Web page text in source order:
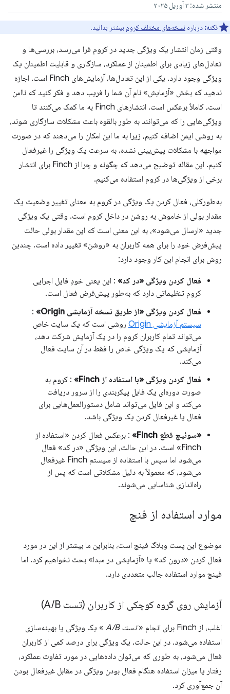
منتشر شده: ۳ آوریل ۲۰۲۵
نکته: درباره نسخه‌های مختلف کروم بیشتر بدانید.
وقتی زمان انتشار یک ویژگی جدید در کروم فرا می‌رسد، بررسی‌ها و
تعادل‌های زیادی برای اطمینان از عملکرد، سازگاری و قابلیت اطمینان یک
ویژگی وجود دارد. یکی از این تعادل‌ها، آزمایش‌های Finch است. اجازه
ندهید که بخش «آزمایش» نام آن شما را فریب دهد و فکر کنید که ناامن
است، کاملاً برعکس است. انتشارهای Finch به ما کمک می‌کنند تا
ویژگی‌هایی را که می‌توانند به طور بالقوه باعث مشکلات سازگاری شوند،
به روشی ایمن اضافه کنیم، زیرا به ما این امکان را می‌دهند که در صورت
مواجهه با مشکلات پیش‌بینی نشده، به سرعت یک ویژگی را غیرفعال
کنیم. این مقاله توضیح می‌دهد که چگونه و چرا از Finch برای انتشار
برخی از ویژگی‌ها در کروم استفاده می‌کنیم.
به‌طورکلی، فعال کردن یک ویژگی در کروم به معنای تغییر وضعیت یک
مقدار بولی از خاموش به روشن در داخل کروم است. وقتی یک ویژگی
جدید «ارسال می‌شود»، به این معنی است که این مقدار بولی حالت
پیش‌فرض خود را برای همه کاربران به «روشن» تغییر داده است. چندین
روش برای انجام این کار وجود دارد:
فعال کردن ویژگی «در کد» : این یعنی خودِ فایل اجرایی
کروم تنظیماتی دارد که به‌طور پیش‌فرض فعال است.
فعال کردن ویژگی «از طریق نسخه آزمایشی Origin»
:
سیستم آزمایشی Origin
روشی است که یک سایت خاص
می‌تواند تمام کاربران کروم را در یک آزمایش شرکت دهد،
آزمایشی که یک ویژگی خاص را فقط در آن سایت فعال
می‌کند.
فعال کردن ویژگی «با استفاده از Finch»
: کروم به
صورت دوره‌ای یک فایل پیکربندی را از سرور دریافت
می‌کند و این فایل می‌تواند شامل دستورالعمل‌هایی برای
فعال یا غیرفعال کردن یک ویژگی باشد.
«سوئیچ قطع Finch»
: برعکس فعال کردن «استفاده از
Finch» است. در این حالت، این ویژگی «در کد» فعال
می‌شود اما سپس با استفاده از سیستم Finch غیرفعال
می‌شود، که معمولاً به دلیل مشکلاتی است که پس از
راه‌اندازی شناسایی می‌شوند.
موارد استفاده از فنچ
موضوع این پست وبلاگ فینچ است، بنابراین ما بیشتر از این در مورد
فعال کردن «درون کد» یا «آزمایشی در مبدا» بحث نخواهیم کرد. اما
فینچ موارد استفاده جالب متعددی دارد.
آزمایش روی گروه کوچکی از کاربران (تست A /B)
اغلب، از Finch برای انجام « تست A/B
» یک ویژگی یا بهینه‌سازی
استفاده می‌شود. در این حالت، یک ویژگی برای درصد کمی از کاربران
فعال می‌شود، به طوری که می‌توان داده‌هایی در مورد تفاوت عملکرد،
رفتار یا میزان استفاده هنگام فعال بودن ویژگی در مقابل غیرفعال بودن
آن جمع‌آوری کرد.